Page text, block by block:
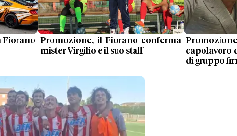
Fiorano
Promozione, il Fiorano conferma
mister Virgilio e il suo staff
capolavoro
di gruppo